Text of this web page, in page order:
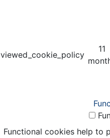
viewed_cookie_policy
11
Functional cookies help to